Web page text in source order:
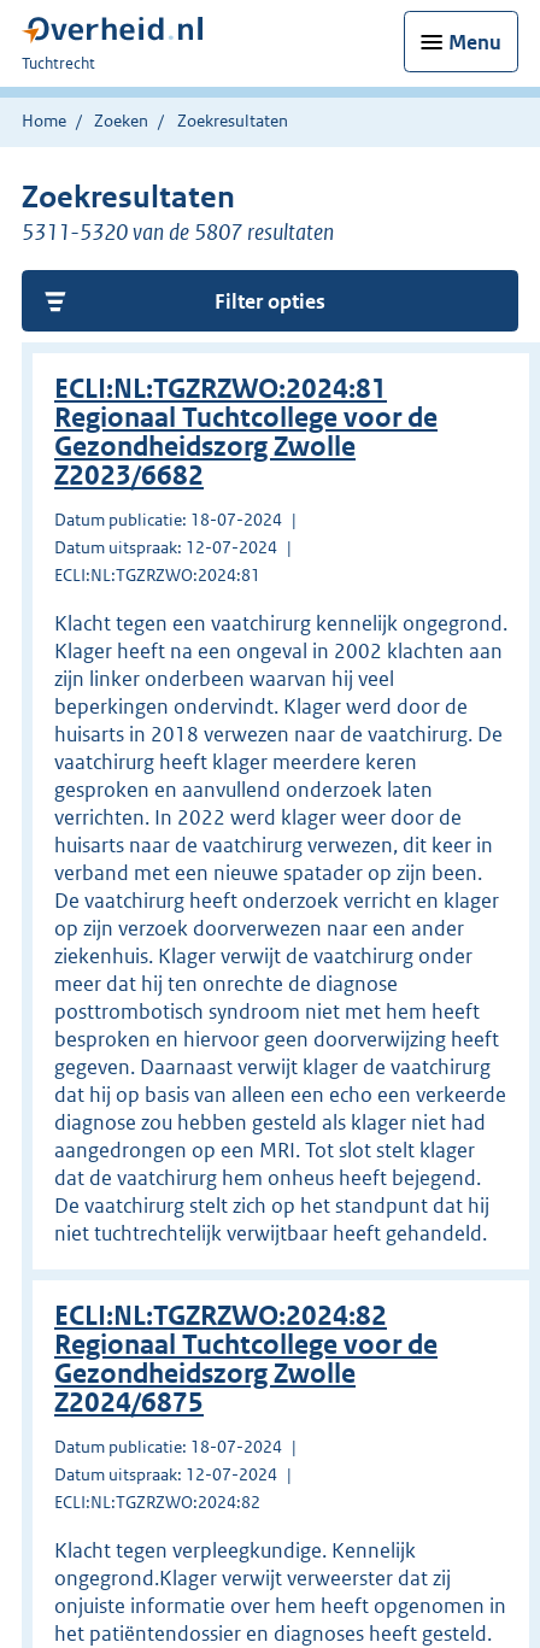
Menu
U
bent
hier:
Tuchtrecht
Home Zoeken Zoekresultaten
Zoekresultaten
5311-5320 van de 5807 resultaten
Filter opties
ECLI:NL:TGZRZWO:2024:81
Regionaal Tuchtcollege voor de
Gezondheidszorg Zwolle
Z2023/6682
Datum publicatie: 18-07-2024
Datum uitspraak: 12-07-2024
ECLI:NL:TGZRZWO:2024:81
Klacht tegen een vaatchirurg kennelijk ongegrond.
Klager heeft na een ongeval in 2002 klachten aan
zijn linker onderbeen waarvan hij veel
beperkingen ondervindt. Klager werd door de
huisarts in 2018 verwezen naar de vaatchirurg. De
vaatchirurg heeft klager meerdere keren
gesproken en aanvullend onderzoek laten
verrichten. In 2022 werd klager weer door de
huisarts naar de vaatchirurg verwezen, dit keer in
verband met een nieuwe spatader op zijn been.
De vaatchirurg heeft onderzoek verricht en klager
op zijn verzoek doorverwezen naar een ander
ziekenhuis. Klager verwijt de vaatchirurg onder
meer dat hij ten onrechte de diagnose
posttrombotisch syndroom niet met hem heeft
besproken en hiervoor geen doorverwijzing heeft
gegeven. Daarnaast verwijt klager de vaatchirurg
dat hij op basis van alleen een echo een verkeerde
diagnose zou hebben gesteld als klager niet had
aangedrongen op een MRI. Tot slot stelt klager
dat de vaatchirurg hem onheus heeft bejegend.
De vaatchirurg stelt zich op het standpunt dat hij
niet tuchtrechtelijk verwijtbaar heeft gehandeld.
ECLI:NL:TGZRZWO:2024:82
Regionaal Tuchtcollege voor de
Gezondheidszorg Zwolle
Z2024/6875
Datum publicatie: 18-07-2024
Datum uitspraak: 12-07-2024
ECLI:NL:TGZRZWO:2024:82
Klacht tegen verpleegkundige. Kennelijk
ongegrond.Klager verwijt verweerster dat zij
onjuiste informatie over hem heeft opgenomen in
het patiëntendossier en diagnoses heeft gesteld.